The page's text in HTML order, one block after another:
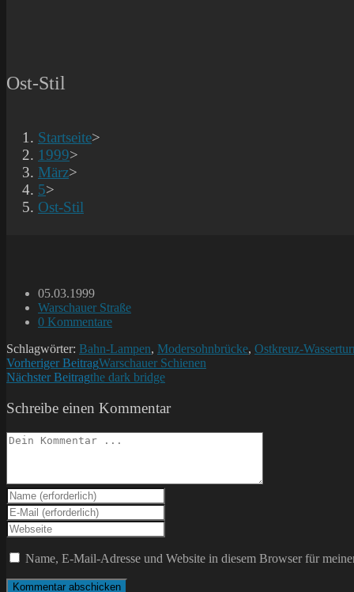
Ost-Stil
Startseite>
1999>
März>
5>
Ost-Stil
Beitrag
veröffentlicht:
05.03.1999
Beitrags-
Kategorie:
Warschauer Straße
Beitrags-
0 Kommentare
Schlagwörter: Bahn-Lampen, Modersohnbrücke, Ostkreuz-
Weitere
Artikel
ansehen
Vorheriger BeitragWarschauer Schienen
Nächster Beitragthe dark bridge
Schreibe einen Kommentar
Kommentieren
Gib
deinen
Namen
oder
Benutzernamen
zum
Kommentieren
Gib
deine
E-
Mail-
Adresse
zum
Gib
deine
Website-
ein
Name, E-Mail-Adresse und Website in diesem Browser für